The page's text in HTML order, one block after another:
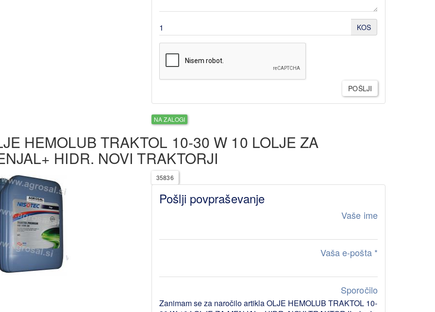
KOS
POŠLJI
NA ZALOGI
HEMOLUB TRAKTOL 10-30 W 10 LOLJE ZA
HIDR. NOVI TRAKTORJI
35836
Pošlji povpraševanje
Vaše ime
Vaša e-pošta *
Sporočilo